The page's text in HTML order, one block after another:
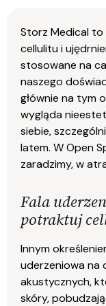
Storz Medical
cellulitu i
stosowane na
naszego
głównie na tym
wygląda
siebie,
latem. W Open
zaradzimy, w
Fala
potraktuj
Innym
uderzeniowa na
akustycznych,
skóry,